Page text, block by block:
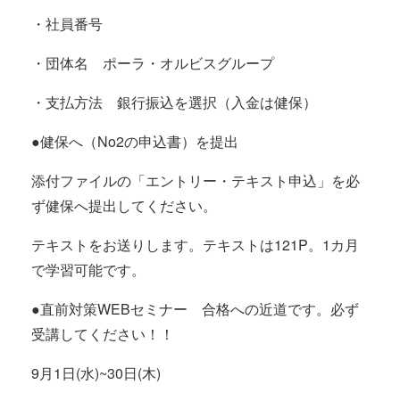
・社員番号
・団体名 ポーラ・オルビスグループ
・支払方法 銀行振込を選択（入金は健保）
●健保へ（No2の申込書）を提出
添付ファイルの「エントリー・テキスト申込」を必
ず健保へ提出してください。
テキストをお送りします。テキストは121P。1カ月
で学習可能です。
●直前対策WEBセミナー 合格への近道です。必ず
受講してください！！
9月1日(水)~30日(木)